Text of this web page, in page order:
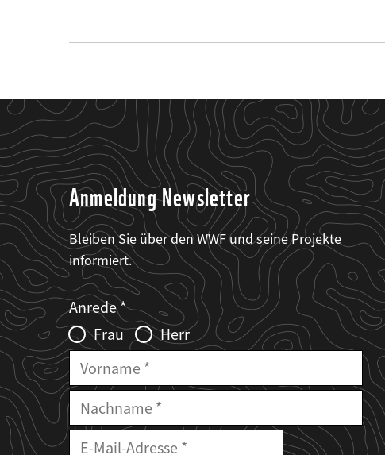
Anmeldung Newsletter
Bleiben Sie über den WWF und seine Projekte
informiert.
Web2Case
Infofelder
Fieldset
anrede_name
Anrede
Frau
Herr
Vorname
Nachname
E-
Mailadresse